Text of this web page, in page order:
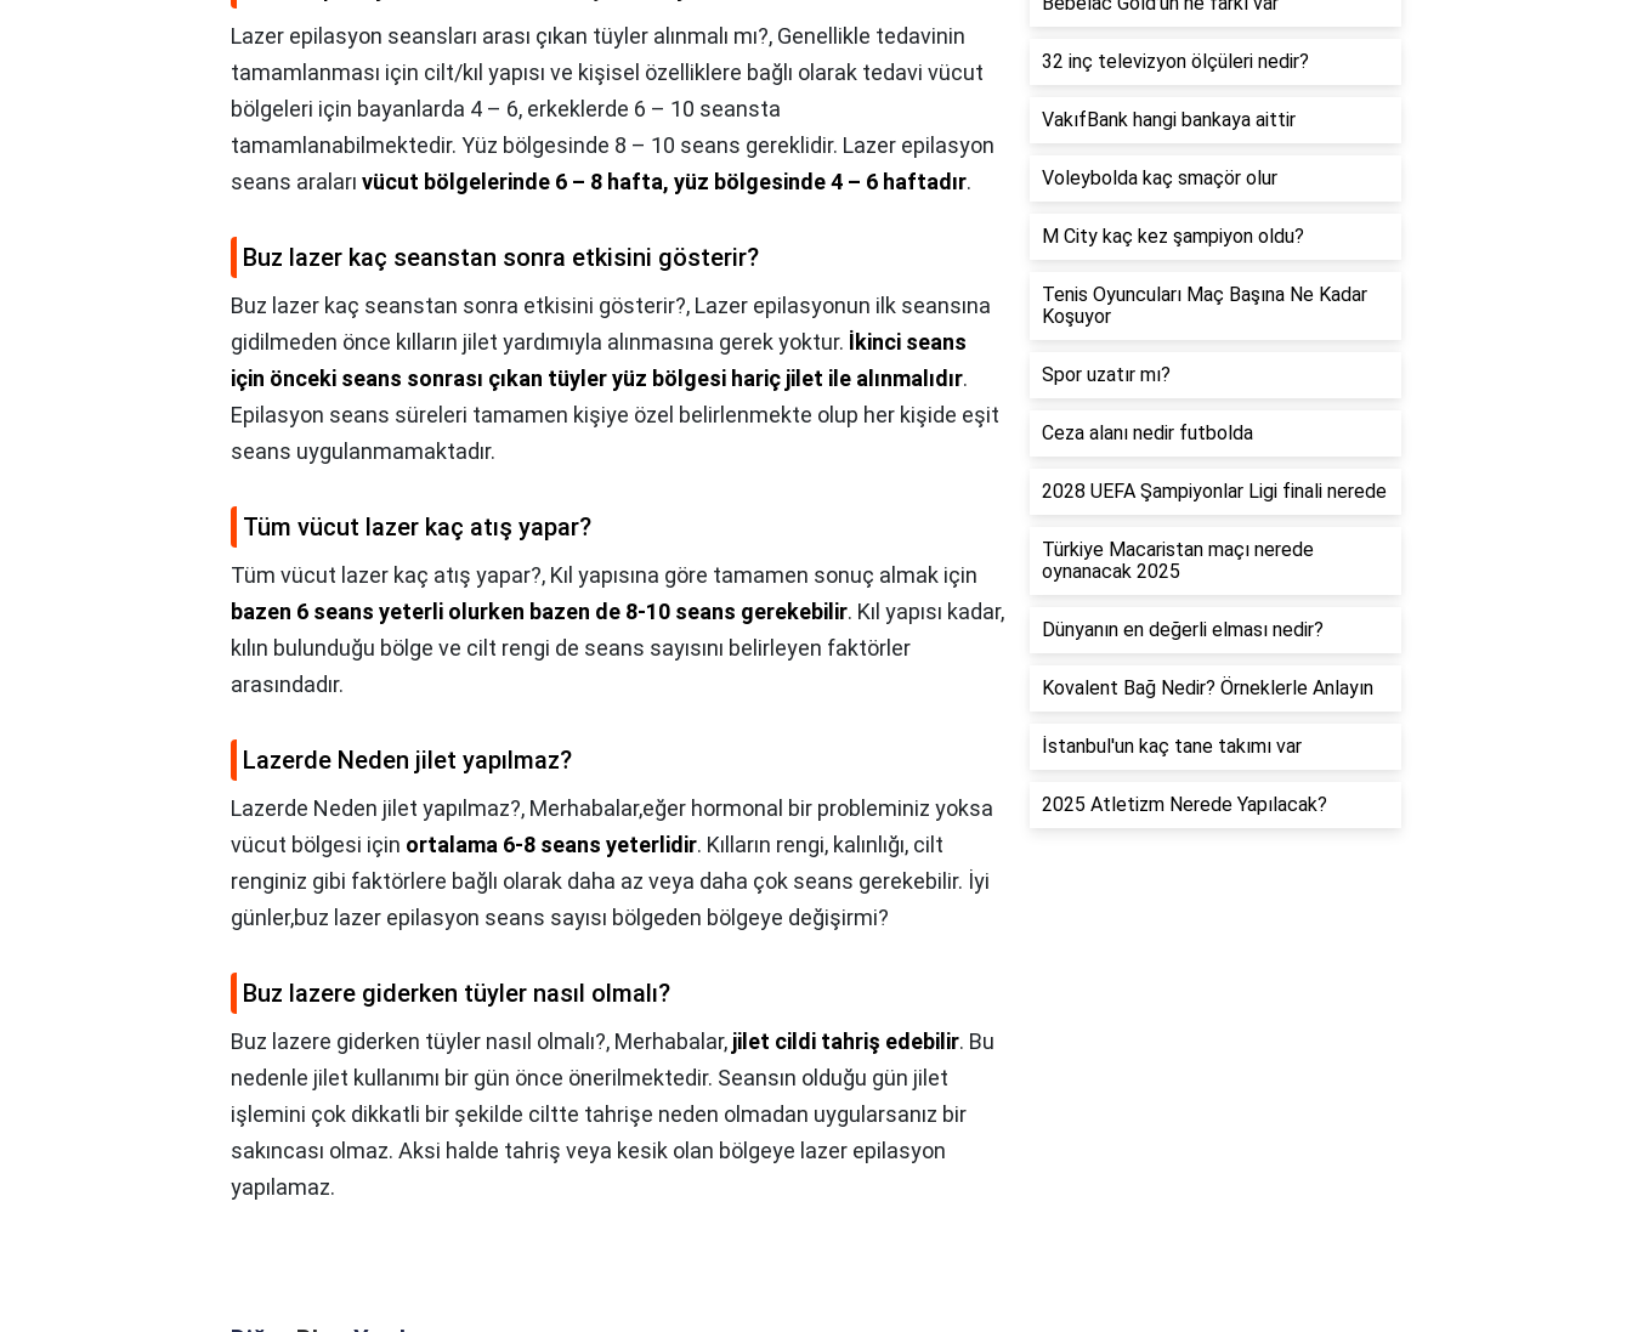
Lazer epilasyon seansları arası çıkan tüyler alınmalı mı?, Genellikle tedavinin
tamamlanması için cilt/kıl yapısı ve kişisel özelliklere bağlı olarak tedavi vücut
bölgeleri için bayanlarda 4 – 6, erkeklerde 6 – 10 seansta
tamamlanabilmektedir. Yüz bölgesinde 8 – 10 seans gereklidir. Lazer epilasyon
seans araları vücut bölgelerinde 6 – 8 hafta, yüz bölgesinde 4 – 6 haftadır.
Buz lazer kaç seanstan sonra etkisini gösterir?
Buz lazer kaç seanstan sonra etkisini gösterir?, Lazer epilasyonun ilk seansına
gidilmeden önce kılların jilet yardımıyla alınmasına gerek yoktur. İkinci seans
için önceki seans sonrası çıkan tüyler yüz bölgesi hariç jilet ile alınmalıdır.
Epilasyon seans süreleri tamamen kişiye özel belirlenmekte olup her kişide eşit
seans uygulanmamaktadır.
Tüm vücut lazer kaç atış yapar?
Tüm vücut lazer kaç atış yapar?, Kıl yapısına göre tamamen sonuç almak için
bazen 6 seans yeterli olurken bazen de 8-10 seans gerekebilir. Kıl yapısı kadar,
kılın bulunduğu bölge ve cilt rengi de seans sayısını belirleyen faktörler
arasındadır.
Lazerde Neden jilet yapılmaz?
Lazerde Neden jilet yapılmaz?, Merhabalar,eğer hormonal bir probleminiz yoksa
vücut bölgesi için ortalama 6-8 seans yeterlidir. Kılların rengi, kalınlığı, cilt
renginiz gibi faktörlere bağlı olarak daha az veya daha çok seans gerekebilir. İyi
günler,buz lazer epilasyon seans sayısı bölgeden bölgeye değişirmi?
Buz lazere giderken tüyler nasıl olmalı?
Buz lazere giderken tüyler nasıl olmalı?, Merhabalar, jilet cildi tahriş edebilir. Bu
nedenle jilet kullanımı bir gün önce önerilmektedir. Seansın olduğu gün jilet
işlemini çok dikkatli bir şekilde ciltte tahrişe neden olmadan uygularsanız bir
sakıncası olmaz. Aksi halde tahriş veya kesik olan bölgeye lazer epilasyon
yapılamaz.
32 inç televizyon ölçüleri nedir?
VakıfBank hangi bankaya aittir
Voleybolda kaç smaçör olur
M City kaç kez şampiyon oldu?
Tenis Oyuncuları Maç Başına Ne Kadar
Koşuyor
Spor uzatır mı?
Ceza alanı nedir futbolda
2028 UEFA Şampiyonlar Ligi finali nerede
Türkiye Macaristan maçı nerede
oynanacak 2025
Dünyanın en değerli elması nedir?
Kovalent Bağ Nedir? Örneklerle Anlayın
İstanbul'un kaç tane takımı var
2025 Atletizm Nerede Yapılacak?